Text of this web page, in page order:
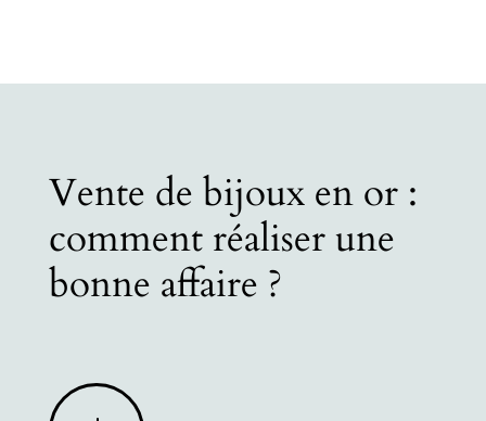
Vente de bijoux en or :
comment réaliser une
bonne affaire ?